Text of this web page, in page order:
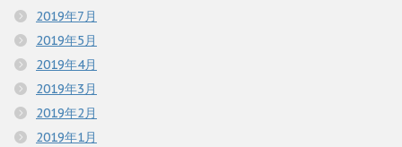
2019年7月
2019年5月
2019年4月
2019年3月
2019年2月
2019年1月